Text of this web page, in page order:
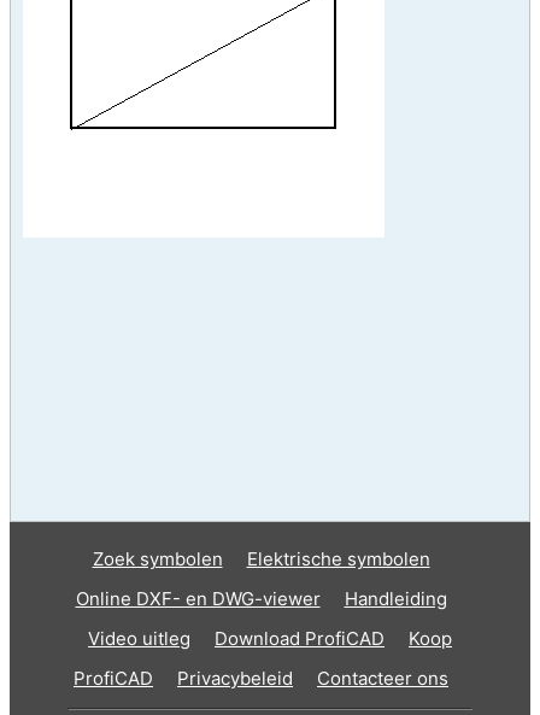
Zoek symbolen
Elektrische symbolen
Online DXF- en DWG-viewer
Handleiding
Video uitleg
Download ProfiCAD
Koop
ProfiCAD
Privacybeleid Contacteer ons